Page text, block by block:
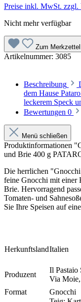
Preise inkl. MwSt. zzgl.
Nicht mehr verfügbar
Zum
Artikelnummer: 3085
Beschreibung
dem Hause
leckerem Speck
Bewertungen 0
Menü schließen
Produktinformationen
und Brie 400 g
Die herrlichen "Gnocchi
feine Gnocchi mit einer
Brie. Hervorragend
Tomaten- und
Sie Ihre Speisen auf
HerkunftslandItalien
Produzent
Il Pastaio
Via
Format
Gnocchi